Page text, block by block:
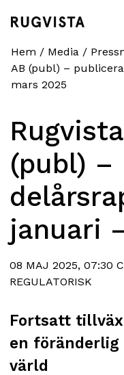
Hem / Media /
AB (publ) –
mars 2025
(publ) –
januari
08 MAJ 2025, 07:30
REGULATORISK
Fortsatt
en föränderlig
värld